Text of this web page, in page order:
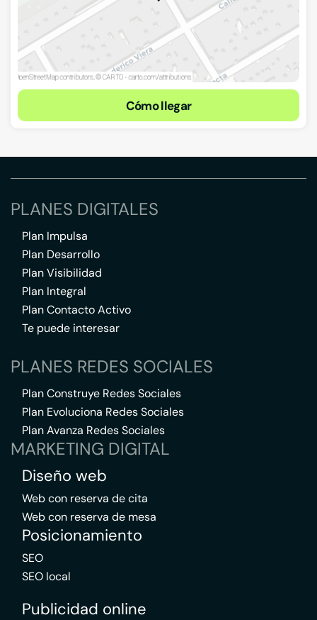
Cómo llegar
PLANES DIGITALES
Plan Impulsa
Plan Desarrollo
Plan Visibilidad
Plan Integral
Plan Contacto Activo
Te puede interesar
PLANES REDES SOCIALES
Plan Construye Redes Sociales
Plan Evoluciona Redes Sociales
Plan Avanza Redes Sociales
MARKETING DIGITAL
Diseño web
Web con reserva de cita
Web con reserva de mesa
Posicionamiento
SEO
SEO local
Publicidad online